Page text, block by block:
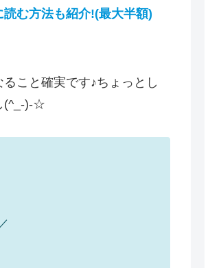
読む方法も紹介!(最大半額)
こと確実です♪ちょっとし
(^_-)-☆